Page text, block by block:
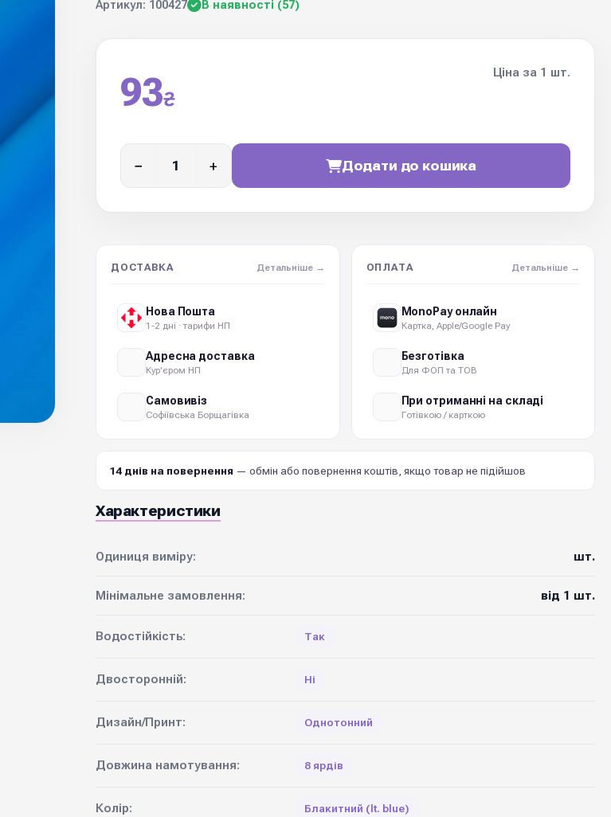
Артикул: 100427 В наявності (57)
93₴
Ціна за 1 шт.
− + Додати до кошика
ДОСТАВКА Детальніше →
Нова Пошта
1-2 дні · тарифи НП
Адресна доставка
Кур'єром НП
Самовивіз
Софіївська Борщагівка
ОПЛАТА Детальніше →
MonoPay онлайн
Картка, Apple/Google Pay
Безготівка
Для ФОП та ТОВ
При отриманні на складі
Готівкою / карткою
14 днів на повернення — обмін або повернення коштів, якщо товар не підійшов
Характеристики
Одиниця виміру: шт.
Мінімальне замовлення: від 1 шт.
Водостійкість: Так
Двосторонній: Ні
Дизайн/Принт: Однотонний
Довжина намотування: 8 ярдів
Колір: Блакитний (lt. blue)